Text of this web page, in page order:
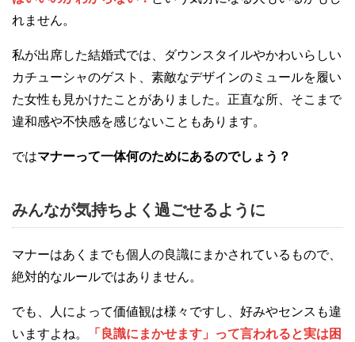
れません。
私が出席した結婚式では、ダウンスタイルやかわいらしい
カチューシャのゲスト、素敵なデザインのミュールを履い
た女性も見かけたことがありました。正直な所、そこまで
違和感や不快感を感じないこともあります。
ではマナーって一体何のためにあるのでしょう？
みんなが気持ちよく過ごせるように
マナーはあくまでも個人の良識にまかされているもので、
絶対的なルールではありません。
でも、人によって価値観は様々ですし、好みやセンスも違
いますよね。
「良識にまかせます」って言われると実は困